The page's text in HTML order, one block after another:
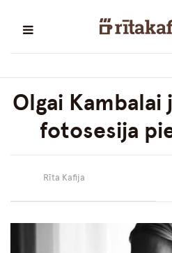
Olgai Kambalai
fotosesija
Rīta Kafija